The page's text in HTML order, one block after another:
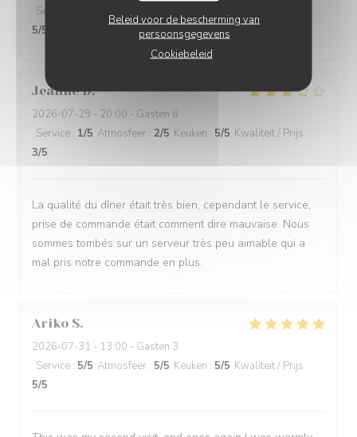
Beleid voor de bescherming van
persoonsgegevens
Cookiebeleid
Service
5/5
Jeanne D
2026-07-29 - 20:00 - Gasten 6
Service : 1/5 Atmosfeer : 2/5 Keuken : 5/5 Kwaliteit / Prijs :
3/5
La qualité du dîner était très bien, cependant le service,
prise de commande était comment dire mauvaise. Nous
sommes tombés sur un serveur très peu aimable qui a
mal pris notre commande en plus.
Ariko S
2026-07-31 - 13:00 - Gasten 3
Service : 5/5 Atmosfeer : 5/5 Keuken : 5/5 Kwaliteit / Prijs :
5/5